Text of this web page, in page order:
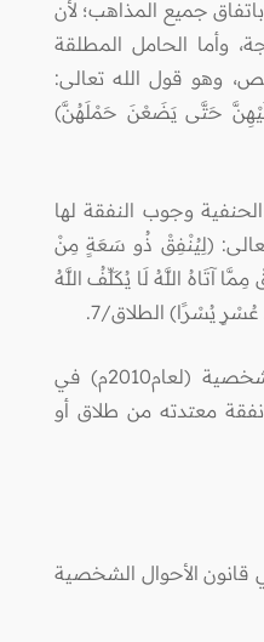
جميع المذاهب؛ لأن
وأما الحامل المطلقة
وهو قول الله تعالى:
حَتَّى يَضَعْنَ حَمْلَهُنَّ)
وجوب النفقة لها
(لِيُنْفِقْ ذُو سَعَةٍ مِنْ
آتَاهُ اللَّهُ لَا يُكَلِّفُ اللَّهُ
عُسْرٍ يُسْرًا) الطلاق/7.
وهو ما قرره قانون الأحوال الشخصية (لعام2010م) في
نفقة معتدته من طلاق أو
قانون الأحوال الشخصية